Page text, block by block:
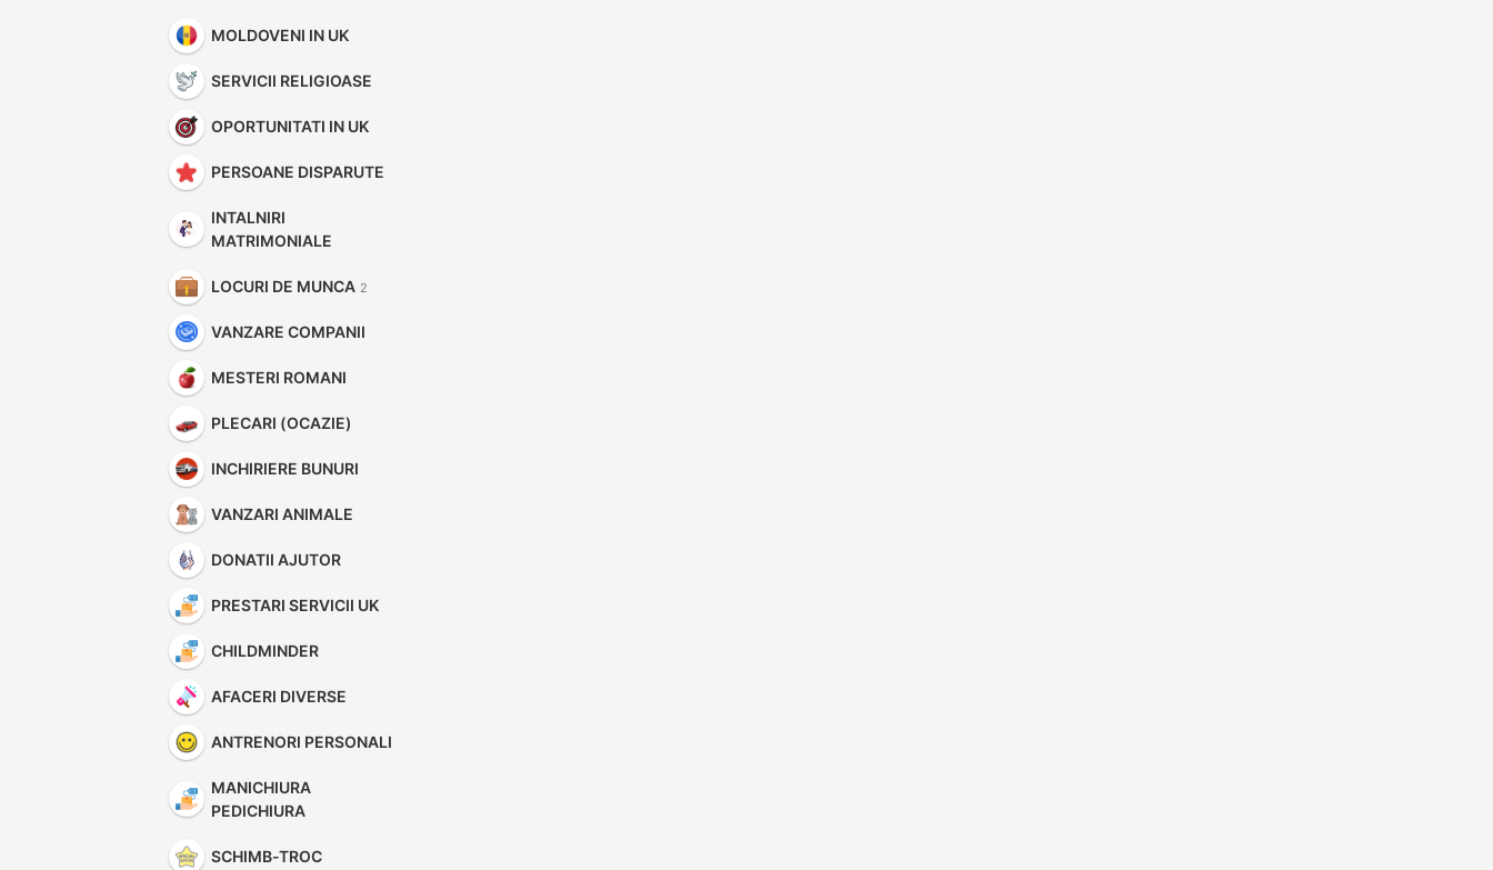
MOLDOVENI IN UK
SERVICII RELIGIOASE
OPORTUNITATI IN UK
PERSOANE DISPARUTE
INTALNIRI
MATRIMONIALE
LOCURI DE MUNCA 2
VANZARE COMPANII
MESTERI ROMANI
PLECARI (OCAZIE)
INCHIRIERE BUNURI
VANZARI ANIMALE
DONATII AJUTOR
PRESTARI SERVICII UK
CHILDMINDER
AFACERI DIVERSE
ANTRENORI PERSONALI
MANICHIURA
PEDICHIURA
SCHIMB-TROC